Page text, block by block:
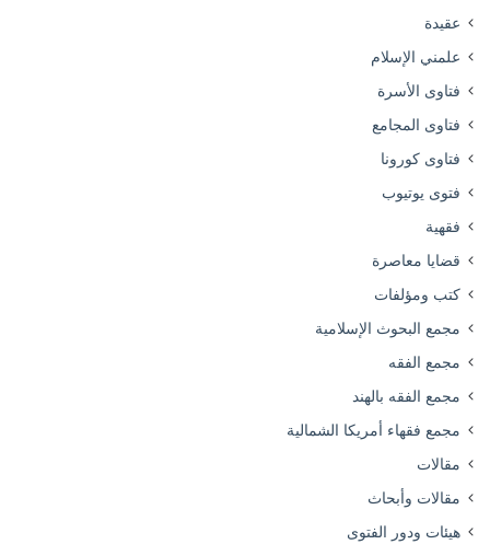
عقيدة
علمني الإسلام
فتاوى الأسرة
فتاوى المجامع
فتاوى كورونا
فتوى يوتيوب
فقهية
قضايا معاصرة
كتب ومؤلفات
مجمع البحوث الإسلامية
مجمع الفقه
مجمع الفقه بالهند
مجمع فقهاء أمريكا الشمالية
مقالات
مقالات وأبحاث
هيئات ودور الفتوى